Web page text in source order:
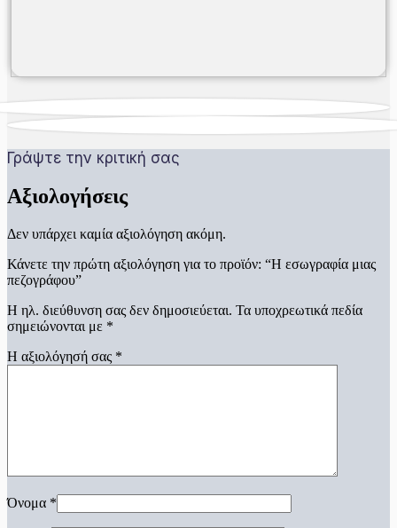
Γράψτε την κριτική σας
Αξιολογήσεις
Δεν υπάρχει καμία αξιολόγηση ακόμη.
Κάνετε την πρώτη αξιολόγηση για το προϊόν: “Η εσωγραφία μιας
πεζογράφου”
Η ηλ. διεύθυνση σας δεν δημοσιεύεται. Τα υποχρεωτικά πεδία
σημειώνονται με *
Η αξιολόγησή σας *
Όνομα *